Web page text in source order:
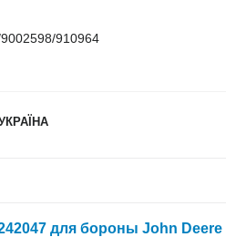
910964
для бороны John Deere